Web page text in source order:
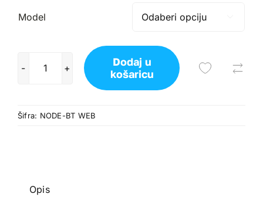
od
148,75 €
do
219,99 €
Model
HUNTER
količina
Dodaj u
košaricu
Šifra: NODE-BT WEB
Opis